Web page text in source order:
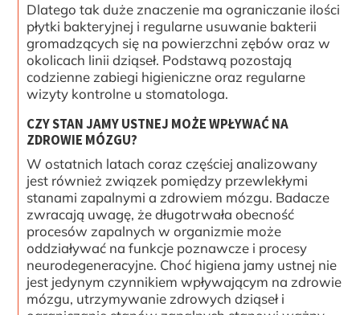
Dlatego tak duże znaczenie ma ograniczanie ilości
płytki bakteryjnej i regularne usuwanie bakterii
gromadzących się na powierzchni zębów oraz w
okolicach linii dziąseł. Podstawą pozostają
codzienne zabiegi higieniczne oraz regularne
wizyty kontrolne u stomatologa.
CZY STAN JAMY USTNEJ MOŻE WPŁYWAĆ NA
ZDROWIE MÓZGU?
W ostatnich latach coraz częściej analizowany
jest również związek pomiędzy przewlekłymi
stanami zapalnymi a zdrowiem mózgu. Badacze
zwracają uwagę, że długotrwała obecność
procesów zapalnych w organizmie może
oddziaływać na funkcje poznawcze i procesy
neurodegeneracyjne. Choć higiena jamy ustnej nie
jest jedynym czynnikiem wpływającym na zdrowie
mózgu, utrzymywanie zdrowych dziąseł i